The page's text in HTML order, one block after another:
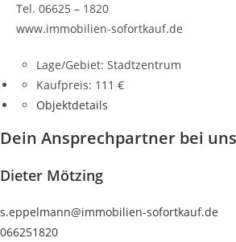
Tel. 06625 – 1820
www.immobilien-sofortkauf.de
Lage/Gebiet: Stadtzentrum
Kaufpreis: 111 €
Objektdetails
Dein Ansprechpartner bei uns
Dieter Mötzing
s.eppelmann@immobilien-sofortkauf.de
066251820